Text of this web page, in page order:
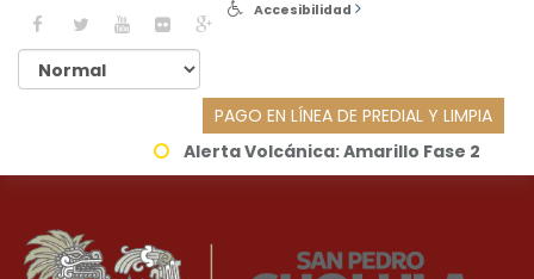
Accesibilidad
PAGO EN LÍNEA DE PREDIAL Y LIMPIA
Alerta Volcánica:Amarillo Fase 2